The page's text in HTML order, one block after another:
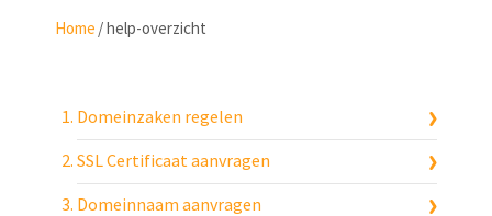
Home /help-overzicht
Domeinzaken regelen
SSL Certificaat aanvragen
Domeinnaam aanvragen